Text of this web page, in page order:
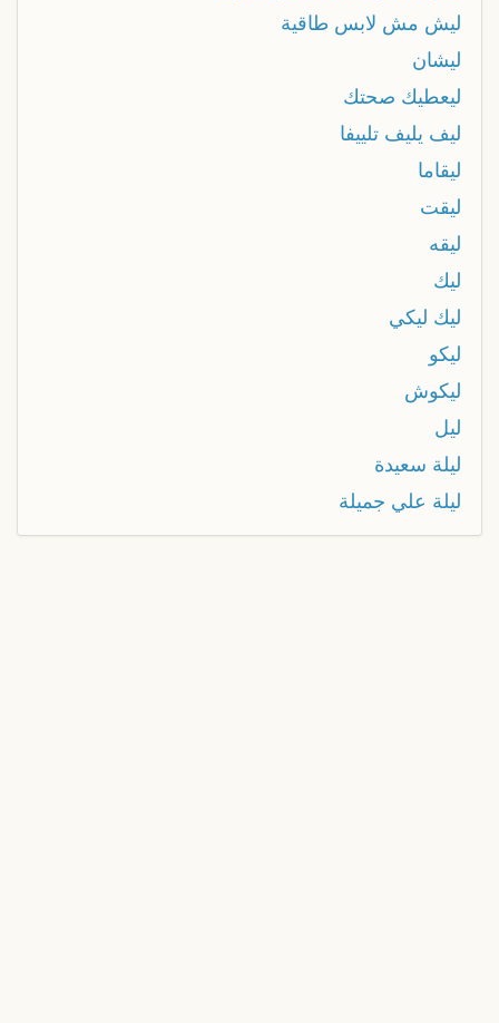
ليش مش لابس طاقية
ليشان
ليعطيك صحتك
ليف يليف تلييفا
ليقاما
ليقت
ليقه
ليك
ليك ليكي
ليكو
ليكوش
ليل
ليلة سعيدة
ليلة علي جميلة